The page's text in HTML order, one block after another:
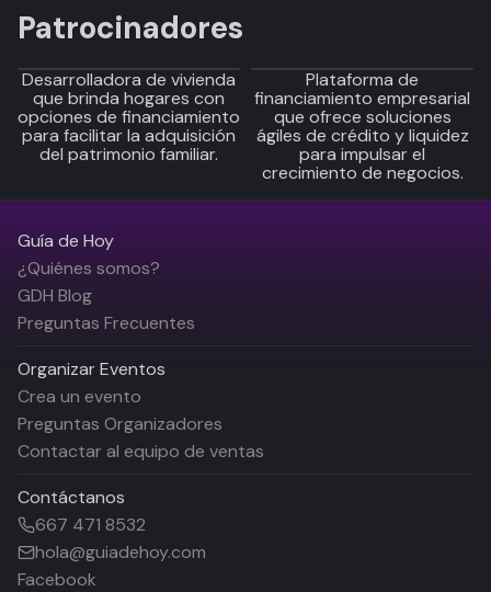
Patrocinadores
Desarrolladora de vivienda
que brinda hogares con
opciones de financiamiento
para facilitar la adquisición
del patrimonio familiar.
Plataforma de
financiamiento empresarial
que ofrece soluciones
ágiles de crédito y liquidez
para impulsar el
crecimiento de negocios.
Guía de Hoy
¿Quiénes somos?
GDH Blog
Preguntas Frecuentes
Organizar Eventos
Crea un evento
Preguntas Organizadores
Contactar al equipo de ventas
Contáctanos
667 471 8532
hola@guiadehoy.com
Facebook